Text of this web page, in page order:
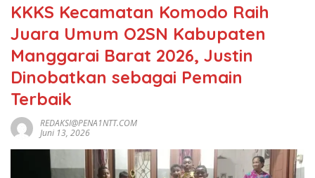
KKKS Kecamatan Komodo Raih
Juara Umum O2SN Kabupaten
Manggarai Barat 2026, Justin
Dinobatkan sebagai Pemain
Terbaik
REDAKSI@PENA1NTT.COM
Juni 13, 2026